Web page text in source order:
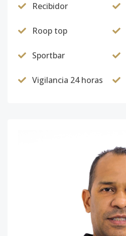
Recibidor
Roop top
Sportbar
Vigilancia 24 horas